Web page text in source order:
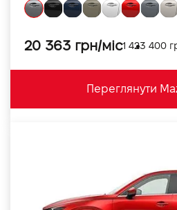
20 363 грн/міс1 423 400
Переглянути